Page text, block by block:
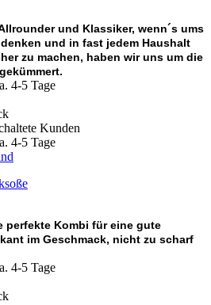
und Klassiker, wenn´s ums
und in fast jedem Haushalt
zu machen, haben wir uns um die
4-5 Tage
Kunden
4-5 Tage
perfekte Kombi für eine gute
im Geschmack, nicht zu scharf
4-5 Tage